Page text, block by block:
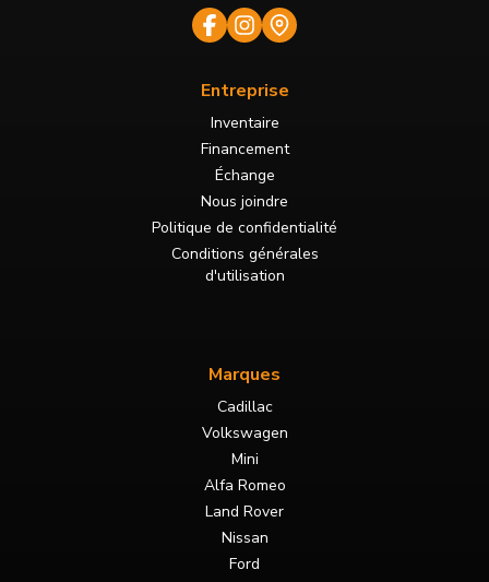
Entreprise
Inventaire
Financement
Échange
Nous joindre
Politique de confidentialité
Conditions générales
d'utilisation
Marques
Cadillac
Volkswagen
Mini
Alfa Romeo
Land Rover
Nissan
Ford